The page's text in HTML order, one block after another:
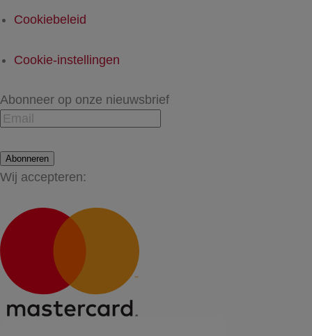
Cookiebeleid
Cookie-instellingen
Abonneer op onze nieuwsbrief
Abonneren
Wij accepteren: